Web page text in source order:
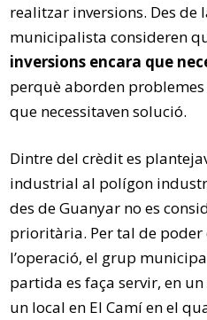
realitzar inversions. Des de
municipalista consideren
inversions encara que
perquè aborden
que necessitaven solució.
Dintre del crèdit es
industrial al polígon
des de Guanyar no es
prioritària. Per tal de
l’operació, el grup
partida es faça servir, en
un local en El Camí en el